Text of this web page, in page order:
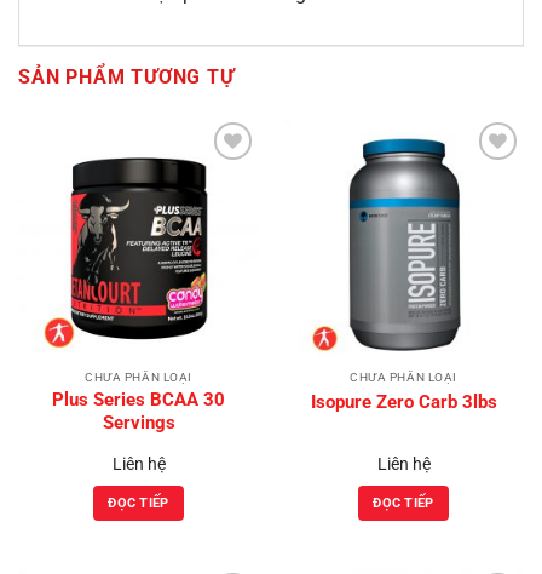
SẢN PHẨM TƯƠNG TỰ
Add to
Wishlist
CHƯA PHÂN LOẠI
Plus Series BCAA 30
Servings
Liên hệ
ĐỌC TIẾP
CHƯA PHÂN LOẠI
Isopure Zero Carb 3lbs
Liên hệ
ĐỌC TIẾP